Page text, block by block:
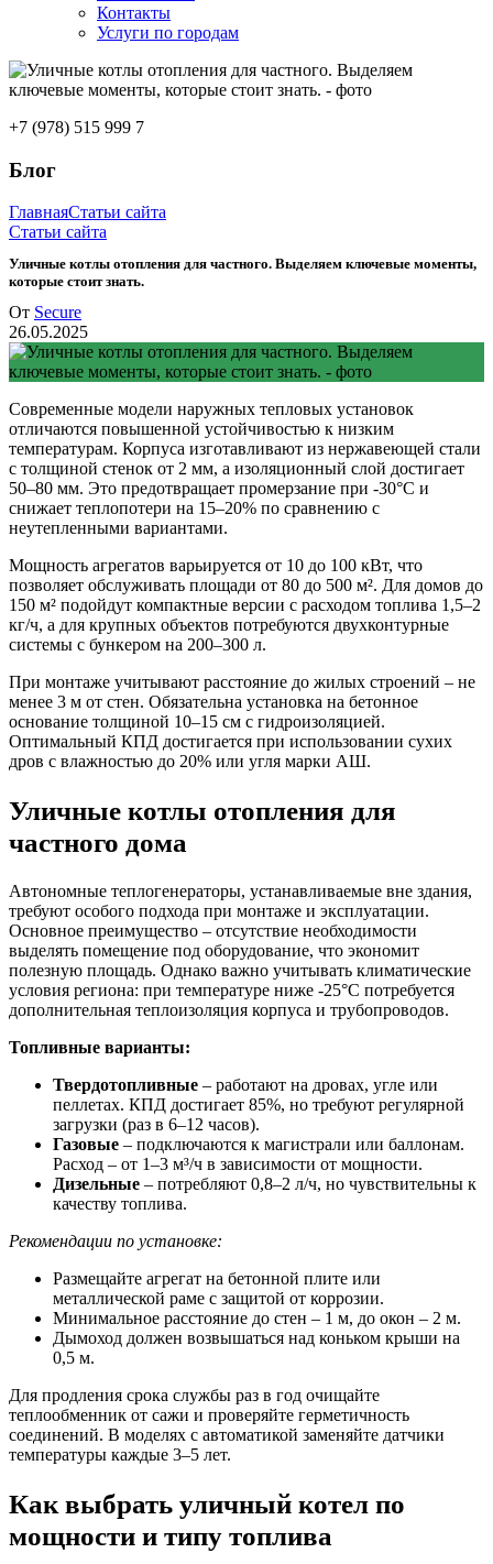
Контакты
Услуги по городам
+7 (978) 515 999 7
Блог
ГлавнаяСтатьи сайта
Статьи сайта
Уличные котлы отопления для частного. Выделяем ключевые моменты,
которые стоит знать.
От Secure
26.05.2025
Современные модели наружных тепловых установок
отличаются повышенной устойчивостью к низким
температурам. Корпуса изготавливают из нержавеющей стали
с толщиной стенок от 2 мм, а изоляционный слой достигает
50–80 мм. Это предотвращает промерзание при -30°C и
снижает теплопотери на 15–20% по сравнению с
неутепленными вариантами.
Мощность агрегатов варьируется от 10 до 100 кВт, что
позволяет обслуживать площади от 80 до 500 м². Для домов до
150 м² подойдут компактные версии с расходом топлива 1,5–2
кг/ч, а для крупных объектов потребуются двухконтурные
системы с бункером на 200–300 л.
При монтаже учитывают расстояние до жилых строений – не
менее 3 м от стен. Обязательна установка на бетонное
основание толщиной 10–15 см с гидроизоляцией.
Оптимальный КПД достигается при использовании сухих
дров с влажностью до 20% или угля марки АШ.
Уличные котлы отопления для
частного дома
Автономные теплогенераторы, устанавливаемые вне здания,
требуют особого подхода при монтаже и эксплуатации.
Основное преимущество – отсутствие необходимости
выделять помещение под оборудование, что экономит
полезную площадь. Однако важно учитывать климатические
условия региона: при температуре ниже -25°C потребуется
дополнительная теплоизоляция корпуса и трубопроводов.
Топливные варианты:
Твердотопливные – работают на дровах, угле или
пеллетах. КПД достигает 85%, но требуют регулярной
загрузки (раз в 6–12 часов).
Газовые – подключаются к магистрали или баллонам.
Расход – от 1–3 м³/ч в зависимости от мощности.
Дизельные – потребляют 0,8–2 л/ч, но чувствительны к
качеству топлива.
Рекомендации по установке:
Размещайте агрегат на бетонной плите или
металлической раме с защитой от коррозии.
Минимальное расстояние до стен – 1 м, до окон – 2 м.
Дымоход должен возвышаться над коньком крыши на
0,5 м.
Для продления срока службы раз в год очищайте
теплообменник от сажи и проверяйте герметичность
соединений. В моделях с автоматикой заменяйте датчики
температуры каждые 3–5 лет.
Как выбрать уличный котел по
мощности и типу топлива